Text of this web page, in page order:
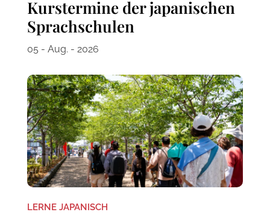
Kurstermine der japanischen
Sprachschulen
05 - Aug. - 2026
LERNE JAPANISCH